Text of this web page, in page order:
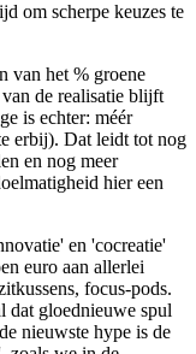
om scherpe keuzes te
van het % groene
de realisatie blijft
is echter: méér
erbij). Dat leidt tot nog
en nog meer
hier een
en 'cocreatie'
euro aan allerlei
focus-pods.
dat gloednieuwe spul
nieuwste hype is de